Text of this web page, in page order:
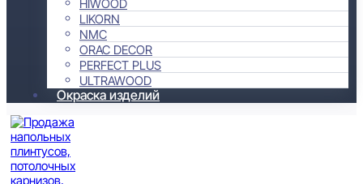
LIKORN
NMC
ORAC DECOR
PERFECT PLUS
ULTRAWOOD
Окраска изделий